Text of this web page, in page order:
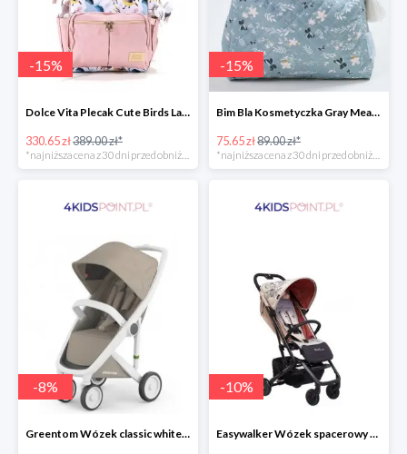
-15%
Dolce Vita Plecak Cute Birds La Millou -15%
330.65 zł389.00 zł*
-15%
Bim Bla Kosmetyczka Gray Meadow -15%
75.65 zł89.00 zł*
-8%
Greentom Wózek classic white-sand
-10%
Easywalker Wózek spacerowy z osłonką przeciwdeszczową Buggy XS Minnie Ornament Disney